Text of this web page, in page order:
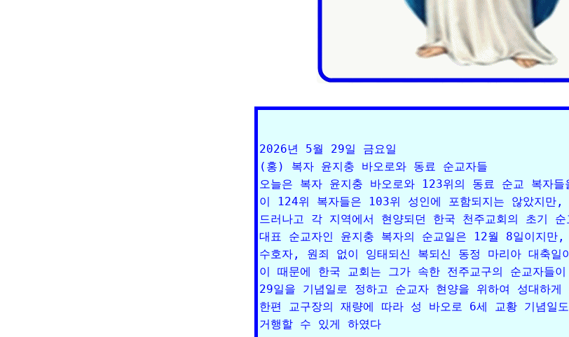
2026년 5월 29일 금요일
(홍) 복자 윤지충 바오로와 동료 순교자들
오늘은 복자 윤지충 바오로와 123위의 동료 순교 복자
이 124위 복자들은 103위 성인에 포함되지는 않았지만,
드러나고 각 지역에서 현양되던 한국 천주교회의 초기 순
대표 순교자인 윤지충 복자의 순교일은 12월 8일이지만
수호자, 원죄 없이 잉태되신 복되신 동정 마리아 대축일
이 때문에 한국 교회는 그가 속한 전주교구의 순교자들
29일을 기념일로 정하고 순교자 현양을 위하여 성대하
한편 교구장의 재량에 따라 성 바오로 6세 교황 기념일